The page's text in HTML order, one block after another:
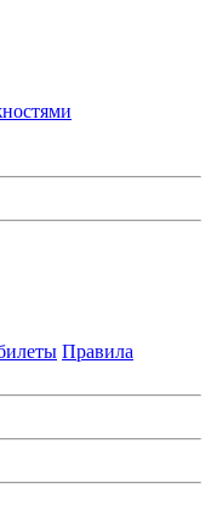
Правила